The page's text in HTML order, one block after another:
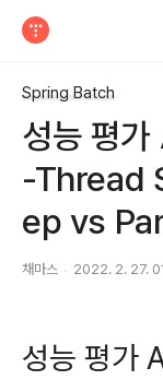
Spring Batch
성능 평
-Thread
ep vs
채마스 2022. 2. 27.
성능 평가